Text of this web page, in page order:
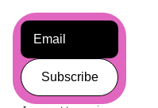
Subscribe